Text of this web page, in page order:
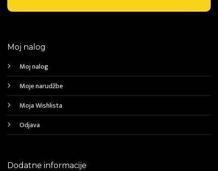
Moj nalog
Moj nalog
Moje narudžbe
Moja Wishlista
Odjava
Dodatne informacije